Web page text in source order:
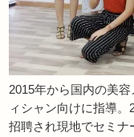
2015年から国内の美
ィシャン向けに指導
招聘され現地でセミ